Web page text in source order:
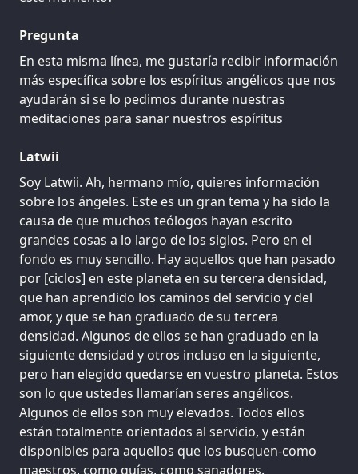
Pregunta
En esta misma línea, me gustaría recibir información
más específica sobre los espíritus angélicos que nos
ayudarán si se lo pedimos durante nuestras
meditaciones para sanar nuestros espíritus
Latwii
Soy Latwii. Ah, hermano mío, quieres información
sobre los ángeles. Este es un gran tema y ha sido la
causa de que muchos teólogos hayan escrito
grandes cosas a lo largo de los siglos. Pero en el
fondo es muy sencillo. Hay aquellos que han pasado
por [ciclos] en este planeta en su tercera densidad,
que han aprendido los caminos del servicio y del
amor, y que se han graduado de su tercera
densidad. Algunos de ellos se han graduado en la
siguiente densidad y otros incluso en la siguiente,
pero han elegido quedarse en vuestro planeta. Estos
son lo que ustedes llamarían seres angélicos.
Algunos de ellos son muy elevados. Todos ellos
están totalmente orientados al servicio, y están
disponibles para aquellos que los busquen-como
maestros, como guías, como sanadores.